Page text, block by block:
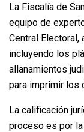
La Fiscalía de
equipo de
Central
incluyendo los
allanamientos
para imprimir los
La calificación
proceso es por